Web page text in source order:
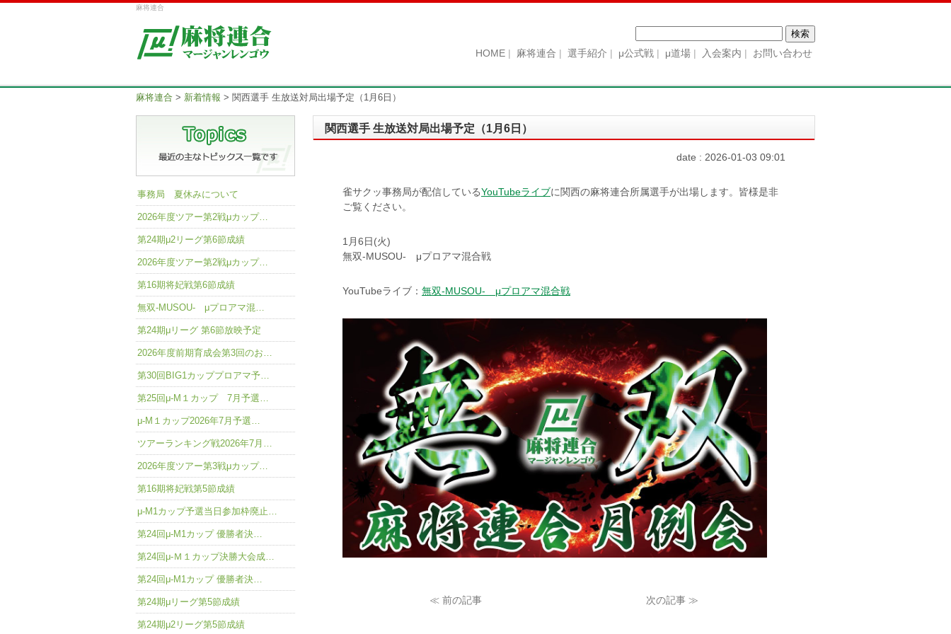
麻将連合
索:
HOME 麻将連合 選手紹介 μ公式戦 μ道場 入会案内 お問い合わせ
麻将連合 > 新着情報 > 関西選手 生放送対局出場予定（1月6日）
関西選手 生放送対局出場予定（1月6日）
date : 2026-01-03 09:01
雀サクッ事務局が配信しているYouTubeライブに関西の麻将連合所属選手が出場します。皆様是非
ご覧ください。
1月6日(火)
無双-MUSOU- μプロアマ混合戦
YouTubeライブ： 無双-MUSOU- μプロアマ混合戦
≪ 前の記事 次の記事 ≫
事務局 夏休みについて
2026年度ツアー第2戦μカップ…
第24期μ2リーグ第6節成績
2026年度ツアー第2戦μカップ…
第16期将妃戦第6節成績
無双-MUSOU- μプロアマ混…
第24期μリーグ 第6節放映予定
2026年度前期育成会第3回のお…
第30回BIG1カッププロアマ予…
第25回μ-M１カップ 7月予選…
μ-M１カップ2026年7月予選…
ツアーランキング戦2026年7月…
2026年度ツアー第3戦μカップ…
第16期将妃戦第5節成績
μ-M1カップ予選当日参加枠廃止…
第24回μ-M1カップ 優勝者決…
第24回μ-Ｍ１カップ決勝大会成…
第24回μ-M1カップ 優勝者決…
第24期μリーグ第5節成績
第24期μ2リーグ第5節成績